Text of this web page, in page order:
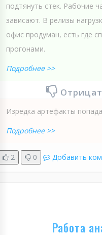
подтянуть стек. Рабочие
зависают. В релизы
офис продуман, есть где
прогонами.
Подробнее >>
Изредка артефакты
Подробнее >>
2 0 Добавить
Работа